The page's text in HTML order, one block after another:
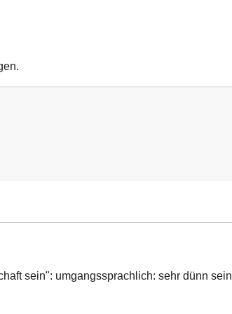
sein": umgangssprachlich: sehr dünn sein